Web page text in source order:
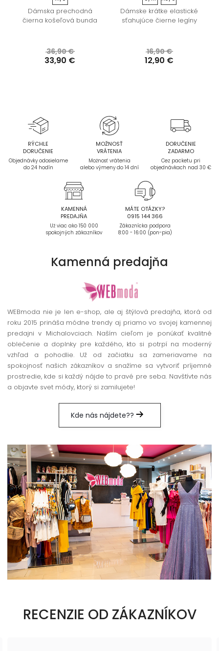
Dámska prechodná
čierna košeľová bunda
36,90 €
33,90 €
Dámske krátke elastické
sťahujúce čierne legíny
16,90 €
12,90 €
RÝCHLE
DORUČENIE
Objednávky odosielame
do 24 hodín
MOŽNOSŤ
VRÁTENIA
Možnosť vrátenia
alebo výmeny do 14 dní
DORUČENIE
ZADARMO
Cez packetu pri
objednávkach nad 30 €
KAMENNÁ
PREDAJŇA
Už viac ako 150 000
spokojných zákazníkov
MÁTE OTÁZKY?
0915 144 366
Zákaznícka podpora
8:00 - 16:00 (pon-pia)
Kamenná predajňa
WEBmoda nie je len e-shop, ale aj štýlová predajňa, ktorá od
roku 2015 prináša módne trendy aj priamo vo svojej kamennej
predajni v Michalovciach. Naším cieľom je ponúkať kvalitné
oblečenie a doplnky pre každého, kto si potrpí na moderný
vzhľad a pohodlie. Už od začiatku sa zameriavame na
spokojnosť našich zákazníkov a snažíme sa vytvoriť príjemné
prostredie, kde si každý nájde to pravé pre seba. Navštívte nás
a objavte svet módy, ktorý si zamilujete!
Kde nás nájdete??
RECENZIE OD ZÁKAZNÍKOV